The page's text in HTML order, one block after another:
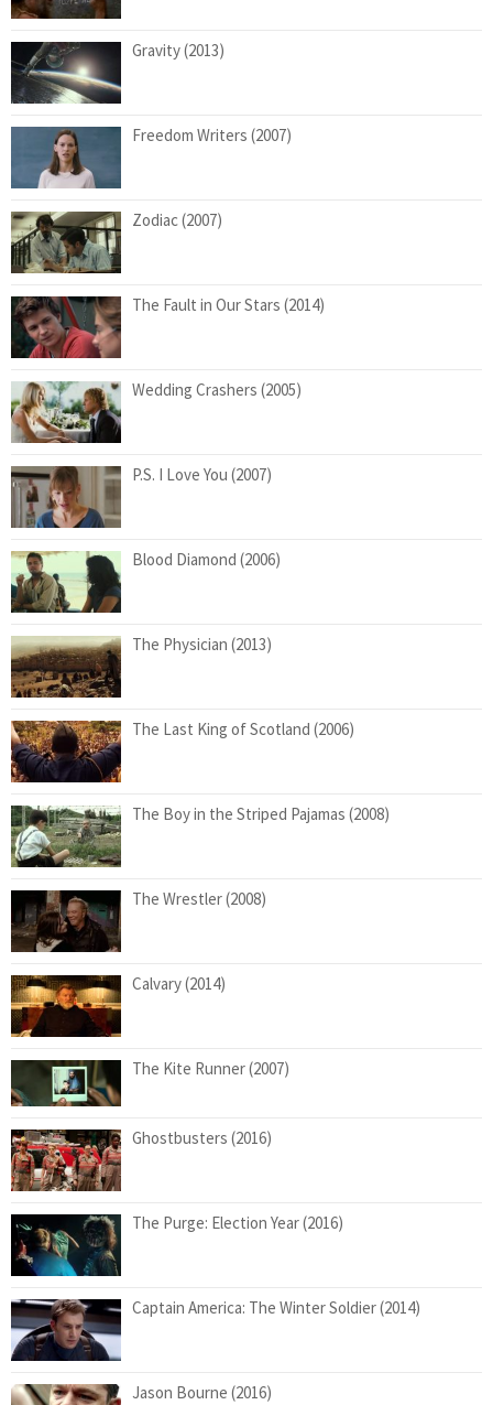
Gravity (2013)
Freedom Writers (2007)
Zodiac (2007)
The Fault in Our Stars (2014)
Wedding Crashers (2005)
P.S. I Love You (2007)
Blood Diamond (2006)
The Physician (2013)
The Last King of Scotland (2006)
The Boy in the Striped Pajamas (2008)
The Wrestler (2008)
Calvary (2014)
The Kite Runner (2007)
Ghostbusters (2016)
The Purge: Election Year (2016)
Captain America: The Winter Soldier (2014)
Jason Bourne (2016)